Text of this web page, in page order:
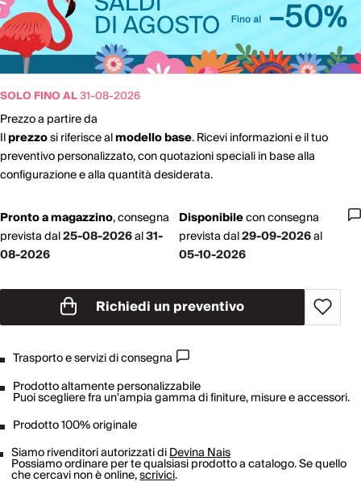
SOLO FINO AL31-08-2026
Prezzo a partire da
Ilprezzosi riferisce almodello base. Ricevi informazioni e il tuo
preventivo personalizzato, con quotazioni speciali in base alla
configurazione e alla quantità desiderata.
Pronto a magazzino,consegna
prevista dal25-08-2026al31-
08-2026
Disponibileconconsegna
prevista dal29-09-2026al
05-10-2026
Richiedi un preventivo
Trasporto e servizi di consegna
Prodotto altamente personalizzabile
Puoi scegliere fra un'ampia gamma di finiture, misure e accessori.
Prodotto 100% originale
Siamo rivenditori autorizzati diDevina Nais
Possiamo ordinare per te qualsiasi prodotto a catalogo. Se quello
che cercavi non è online,scrivici.